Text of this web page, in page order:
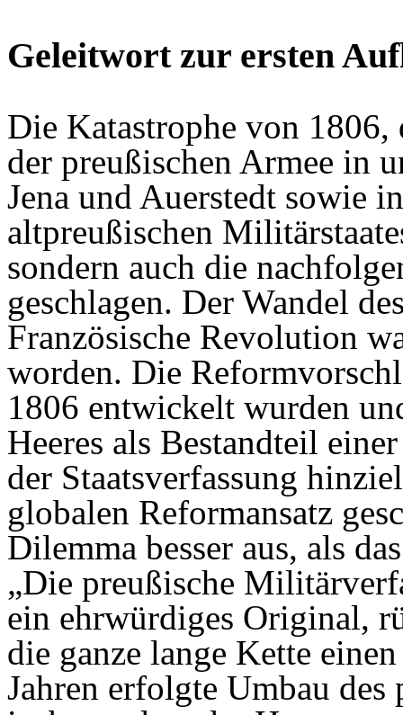
Geleitwort zur ersten
Die Katastrophe von
der preußischen Armee in
Jena und Auerstedt sowie
altpreußischen
sondern auch die
geschlagen. Der Wandel
Französische Revolution
worden. Die
1806 entwickelt wurden
Heeres als Bestandteil
der Staatsverfassung
globalen Reformansatz
Dilemma besser aus, als
„Die preußische
ein ehrwürdiges Original,
die ganze lange Kette
Jahren erfolgte Umbau des